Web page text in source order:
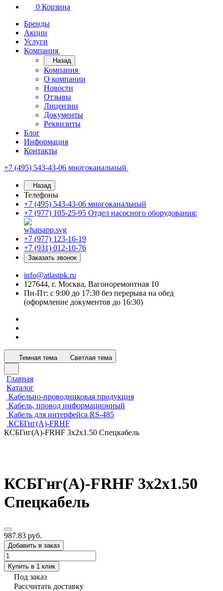
0 Корзина
Бренды
Акции
Услуги
Компания
Назад
Компания
О компании
Новости
Отзывы
Лицензии
Документы
Реквизиты
Блог
Информация
Контакты
+7 (495) 543-43-06 многоканальный
Назад
Телефоны
+7 (495) 543-43-06 многоканальный
+7 (977) 105-25-95 Отдел насосного оборудования:
+7 (977) 123-16-19
+7 (931) 012-10-76
Заказать звонок
info@atlastpk.ru
127644, г. Москва, Вагоноремонтная 10
Пн-Пт: с 9:00 до 17:30 без перерыва на обед
(оформление документов до 16:30)
Темная тема Светлая тема
Главная
Каталог
Кабельно-проводниковая продукция
Кабель, провод информационный
Кабель для интерфейса RS-485
КСБГнг(А)-FRHF
КСБГнг(А)-FRHF 3х2х1.50 Спецкабель
КСБГнг(А)-FRHF 3х2х1.50
Спецкабель
987.83 руб.
Добавить в заказ
Купить в 1 клик
Под заказ
Рассчитать доставку